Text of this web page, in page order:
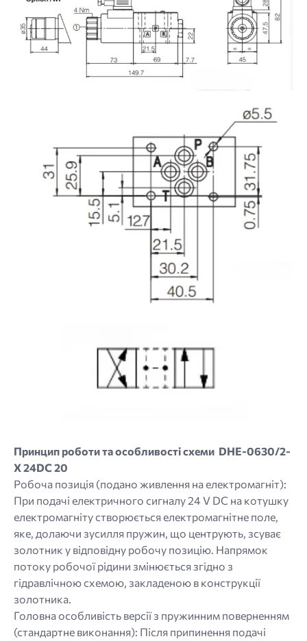
Принцип роботи та особливості схеми DHE-0630/2-
X 24DC 20
Робоча позиція (подано живлення на електромагніт):
При подачі електричного сигналу 24 V DC на котушку
електромагніту створюється електромагнітне поле,
яке, долаючи зусилля пружин, що центрують, зсуває
золотник у відповідну робочу позицію. Напрямок
потоку робочої рідини змінюється згідно з
гідравлічною схемою, закладеною в конструкції
золотника.
Головна особливість версії з пружинним поверненням
(стандартне виконання): Після припинення подачі